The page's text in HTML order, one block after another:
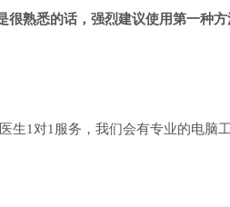
熟悉的话，强烈建议使用第一种
1对1服务，我们会有专业的电脑